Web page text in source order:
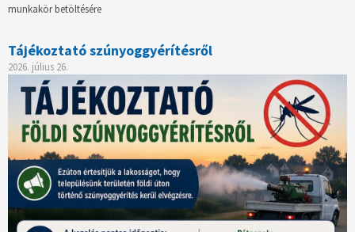
munkakör betöltésére
Tájékoztató szúnyoggyérítésről
2026. július 26.